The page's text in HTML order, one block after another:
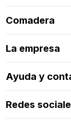
Suelos Exteriores
Revestimientos
Revestimientos
Puertas
Herrajes
Comadera
Gestión de
Comadera
La empresa
Programa de
Ayuda y
FAQs
Contacto
Redes